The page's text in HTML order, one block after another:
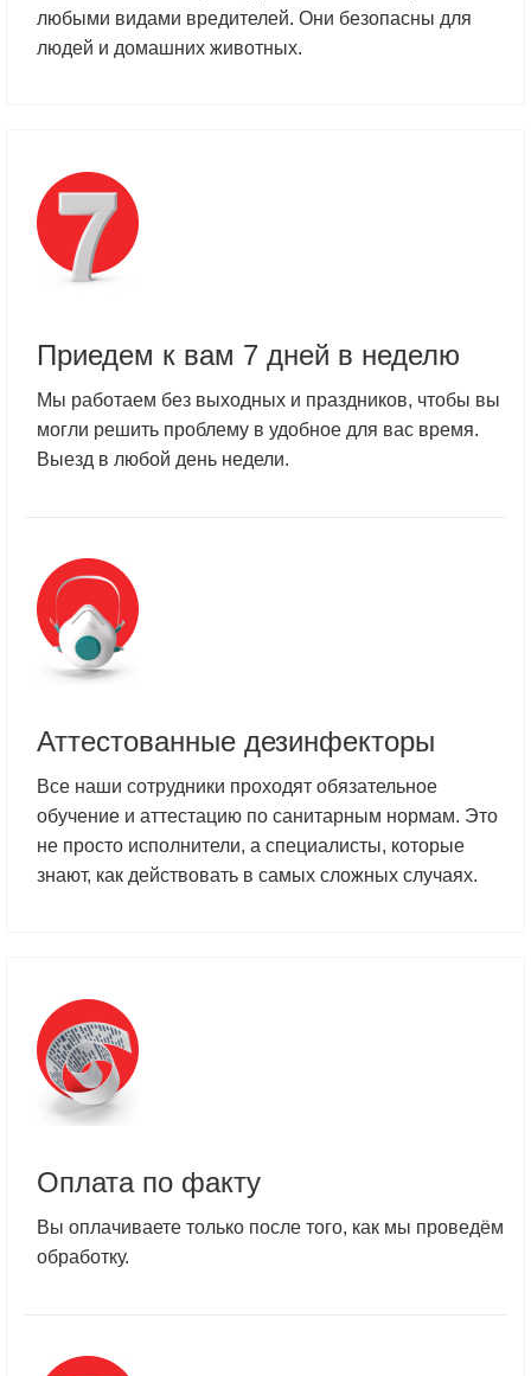
любыми видами вредителей. Они безопасны для
людей и домашних животных.
Приедем к вам 7 дней в неделю
Мы работаем без выходных и праздников, чтобы вы
могли решить проблему в удобное для вас время.
Выезд в любой день недели.
Аттестованные дезинфекторы
Все наши сотрудники проходят обязательное
обучение и аттестацию по санитарным нормам. Это
не просто исполнители, а специалисты, которые
знают, как действовать в самых сложных случаях.
Оплата по факту
Вы оплачиваете только после того, как мы проведём
обработку.